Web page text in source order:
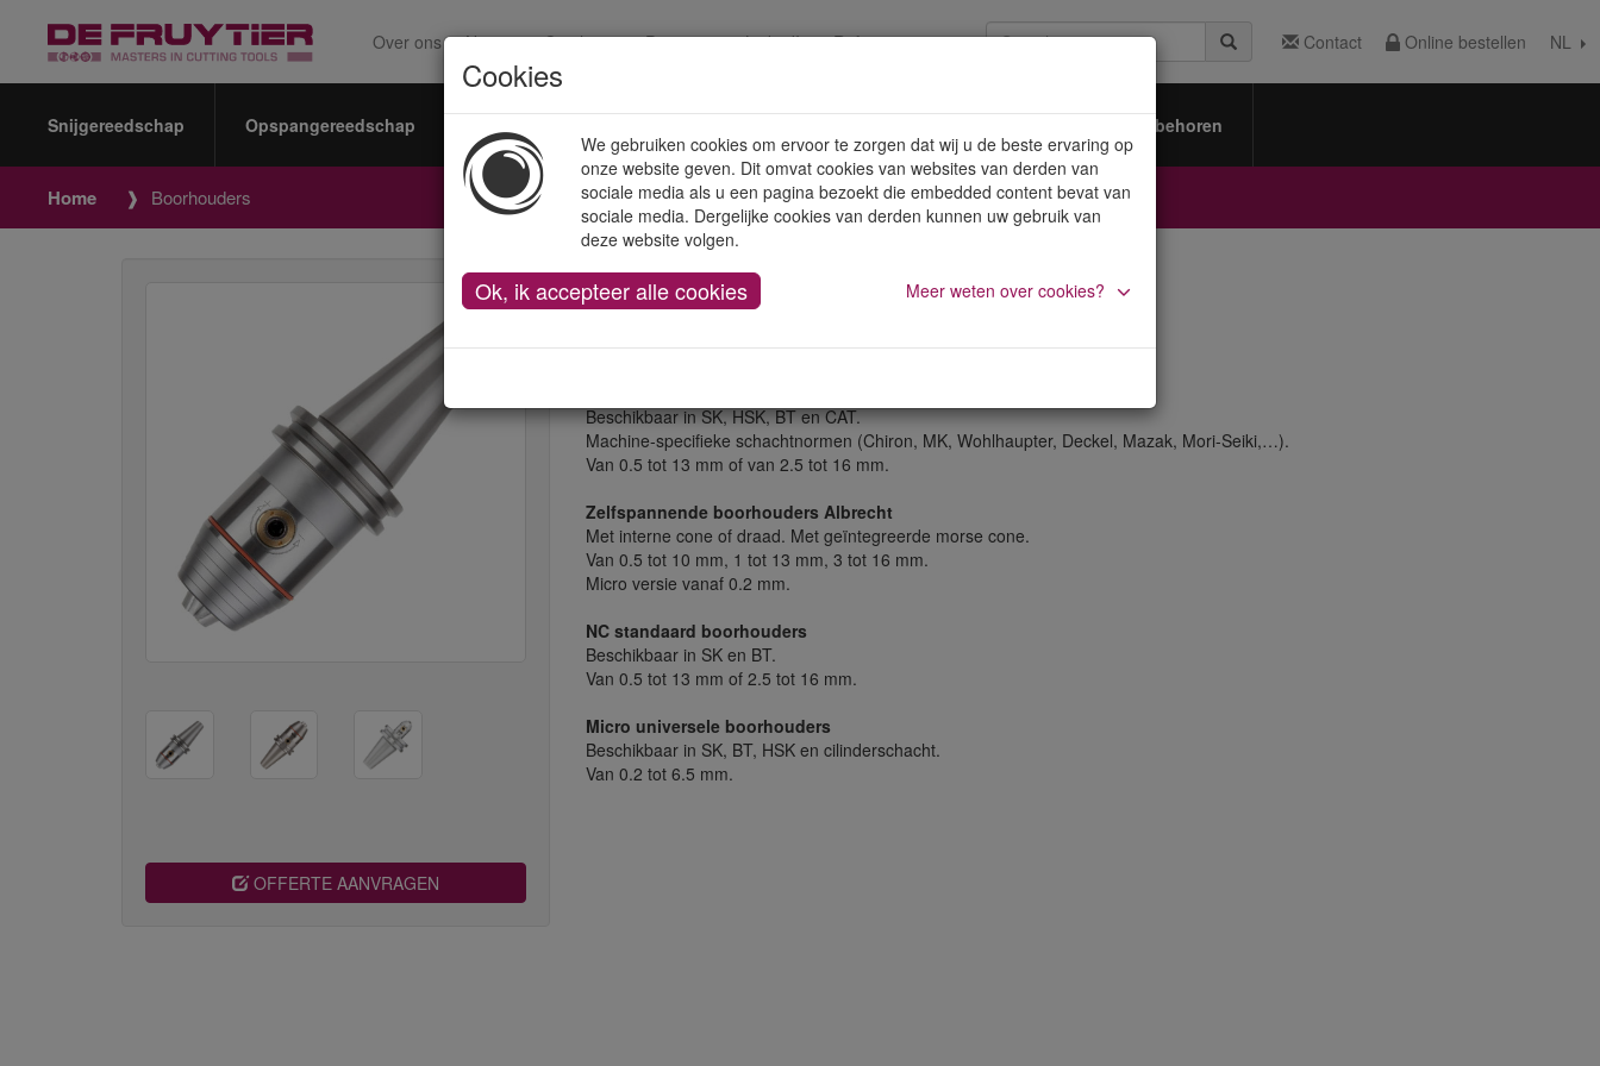
Contact Online bestellen NL
Over ons Nieuws Catalogen Promoties LinkedIn Referenties
Snijgereedschap Opspangereedschap Toebehoren
Cookies
We gebruiken cookies om ervoor te zorgen dat wij u de beste ervaring op
onze website geven. Dit omvat cookies van websites van derden van
sociale media als u een pagina bezoekt die embedded content bevat van
sociale media. Dergelijke cookies van derden kunnen uw gebruik van
deze website volgen.
Ok, ik accepteer alle cookies Meer weten over cookies?
Home Boorhouders
Boorhouders
Beschikbaar in SK, HSK, BT en CAT.
Machine-specifieke schachtnormen (Chiron, MK, Wohlhaupter, Deckel, Mazak, Mori-Seiki,…).
Van 0.5 tot 13 mm of van 2.5 tot 16 mm.
Zelfspannende boorhouders Albrecht
Met interne cone of draad. Met geïntegreerde morse cone.
Van 0.5 tot 10 mm, 1 tot 13 mm, 3 tot 16 mm.
Micro versie vanaf 0.2 mm.
NC standaard boorhouders
Beschikbaar in SK en BT.
Van 0.5 tot 13 mm of 2.5 tot 16 mm.
Micro universele boorhouders
Beschikbaar in SK, BT, HSK en cilinderschacht.
Van 0.2 tot 6.5 mm.
OFFERTE AANVRAGEN